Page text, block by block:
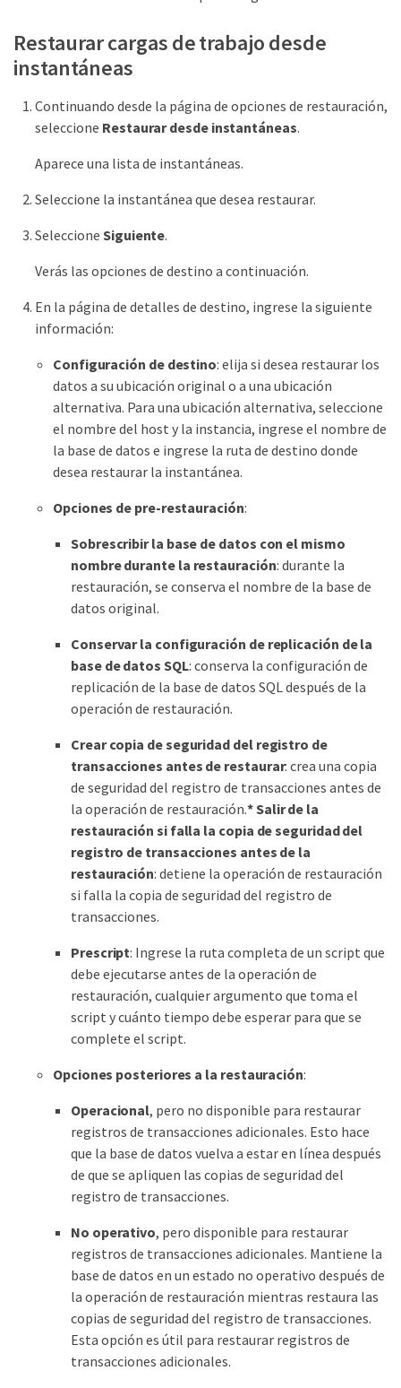
Restaurar cargas de trabajo desde
instantáneas
Continuando desde la página de opciones de restauración,
seleccione Restaurar desde instantáneas.
Aparece una lista de instantáneas.
Seleccione la instantánea que desea restaurar.
Seleccione Siguiente.
Verás las opciones de destino a continuación.
En la página de detalles de destino, ingrese la siguiente
información:
Configuración de destino: elija si desea restaurar los
datos a su ubicación original o a una ubicación
alternativa. Para una ubicación alternativa, seleccione
el nombre del host y la instancia, ingrese el nombre de
la base de datos e ingrese la ruta de destino donde
desea restaurar la instantánea.
Opciones de pre-restauración:
Sobrescribir la base de datos con el mismo
nombre durante la restauración: durante la
restauración, se conserva el nombre de la base de
datos original.
Conservar la configuración de replicación de la
base de datos SQL: conserva la configuración de
replicación de la base de datos SQL después de la
operación de restauración.
Crear copia de seguridad del registro de
transacciones antes de restaurar: crea una copia
de seguridad del registro de transacciones antes de
la operación de restauración.*Salir de la
restauración si falla la copia de seguridad del
registro de transacciones antes de la
restauración: detiene la operación de restauración
si falla la copia de seguridad del registro de
transacciones.
Prescript: Ingrese la ruta completa de un script que
debe ejecutarse antes de la operación de
restauración, cualquier argumento que toma el
script y cuánto tiempo debe esperar para que se
complete el script.
Opciones posteriores a la restauración:
Operacional, pero no disponible para restaurar
registros de transacciones adicionales. Esto hace
que la base de datos vuelva a estar en línea después
de que se apliquen las copias de seguridad del
registro de transacciones.
No operativo, pero disponible para restaurar
registros de transacciones adicionales. Mantiene la
base de datos en un estado no operativo después de
la operación de restauración mientras restaura las
copias de seguridad del registro de transacciones.
Esta opción es útil para restaurar registros de
transacciones adicionales.